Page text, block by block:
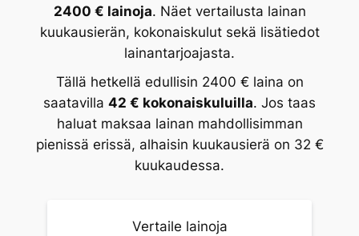
2400 € lainoja. Näet vertailusta lainan
kuukausierän, kokonaiskulut sekä lisätiedot
lainantarjoajasta.
Tällä hetkellä edullisin 2400 € laina on
saatavilla 42 € kokonaiskuluilla. Jos taas
haluat maksaa lainan mahdollisimman
pienissä erissä, alhaisin kuukausierä on 32 €
kuukaudessa.
Vertaile lainoja